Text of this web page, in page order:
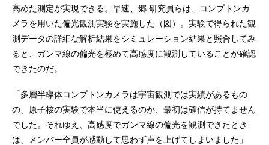
高めた測定が実現できる。早速、郷 研究員らは、コンプトンカ
メラを用いた偏光観測実験を実施した（図）。実験で得られた観
測データの詳細な解析結果をシミュレーション結果と照合してみ
ると、ガンマ線の偏光を極めて高感度に観測していることが確認
できたのだ。
「多層半導体コンプトンカメラは宇宙観測では実績があるもの
の、原子核の実験で本当に使えるのか、最初は確信が持てません
でした。それゆえ、高感度でガンマ線の偏光を観測できたとき
は、メンバー全員が感動して思わず声を上げてしまいました」